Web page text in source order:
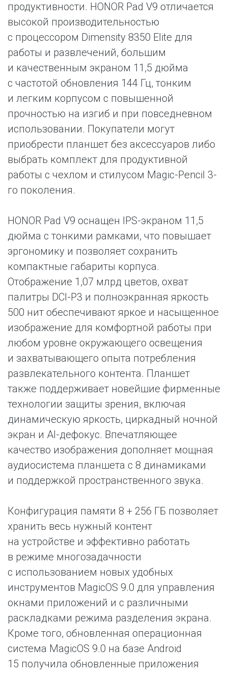
продуктивности. HONOR Pad V9 отличается
высокой производительностью
с процессором Dimensity 8350 Elite для
работы и развлечений, большим
и качественным экраном 11,5 дюйма
с частотой обновления 144 Гц, тонким
и легким корпусом с повышенной
прочностью на изгиб и при повседневном
использовании. Покупатели могут
приобрести планшет без аксессуаров либо
выбрать комплект для продуктивной
работы с чехлом и стилусом Magic-Pencil 3-
го поколения.
HONOR Pad V9 оснащен IPS-экраном 11,5
дюйма с тонкими рамками, что повышает
эргономику и позволяет сохранить
компактные габариты корпуса.
Отображение 1,07 млрд цветов, охват
палитры DCI-P3 и полноэкранная яркость
500 нит обеспечивают яркое и насыщенное
изображение для комфортной работы при
любом уровне окружающего освещения
и захватывающего опыта потребления
развлекательного контента. Планшет
также поддерживает новейшие фирменные
технологии защиты зрения, включая
динамическую яркость, циркадный ночной
экран и AI-дефокус. Впечатляющее
качество изображения дополняет мощная
аудиосистема планшета с 8 динамиками
и поддержкой пространственного звука.
Конфигурация памяти 8 + 256 ГБ позволяет
хранить весь нужный контент
на устройстве и эффективно работать
в режиме многозадачности
с использованием новых удобных
инструментов MagicOS 9.0 для управления
окнами приложений и с различными
раскладками режима разделения экрана.
Кроме того, обновленная операционная
система MagicOS 9.0 на базе Android
15 получила обновленные приложения